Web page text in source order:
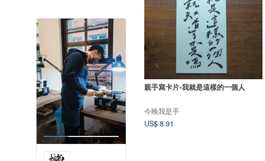
親手寫卡片-我就是這樣的一個人
今晚我是手
US$ 8.91